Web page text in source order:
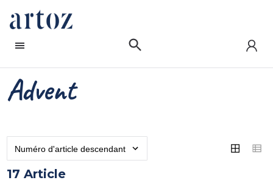
Advent
17 Article